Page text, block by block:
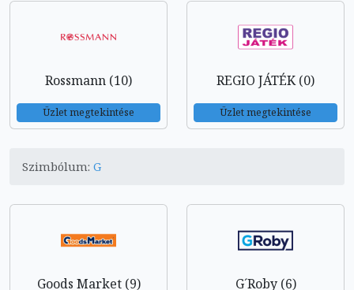
Rossmann (10)
Üzlet megtekintése
REGIO JÁTÉK (0)
Üzlet megtekintése
Szimbólum: G
Goods Market (9) G´Roby (6)